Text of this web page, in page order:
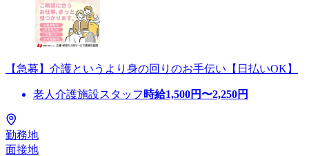
【急募】介護というより身の回りのお手伝い【日払いOK】
老人介護施設スタッフ 時給1,500円〜2,250円
勤務地
面接地